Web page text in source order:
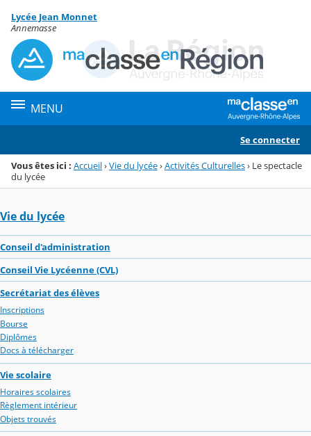
Menu de la rubrique
Contenu
Lycée Jean Monnet
Annemasse
MENU
Se connecter
Vous êtes ici : Accueil›Vie du lycée›Activités Culturelles› Le spectacle
du lycée
Vie du lycée
Conseil d'administration
Conseil Vie Lycéenne (CVL)
Secrétariat des élèves
Inscriptions
Bourse
Diplômes
Docs à télécharger
Vie scolaire
Horaires scolaires
Règlement intérieur
Objets trouvés